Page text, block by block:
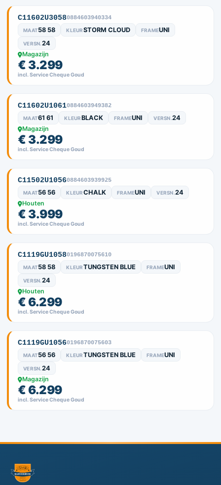
C11602U30580884603940334
MAAT58 58 KLEURSTORM CLOUD FRAMEUNI
VERSN.24
Magazijn
€ 3.299
incl. Service Cheque Goud
C11602U10610884603949382
MAAT61 61 KLEURBLACK FRAMEUNI VERSN.24
Magazijn
€ 3.299
incl. Service Cheque Goud
C11502U10560884603939925
MAAT56 56 KLEURCHALK FRAMEUNI VERSN.24
Houten
€ 3.999
incl. Service Cheque Goud
C1119GU10580196870075610
MAAT58 58 KLEURTUNGSTEN BLUE FRAMEUNI
VERSN.24
Houten
€ 6.299
incl. Service Cheque Goud
C1119GU10560196870075603
MAAT56 56 KLEURTUNGSTEN BLUE FRAMEUNI
VERSN.24
Magazijn
€ 6.299
incl. Service Cheque Goud